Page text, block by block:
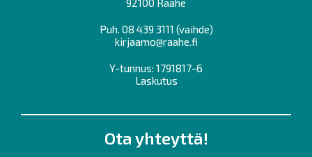
Puh. 08 439 3111 (vaihde)
kirjaamo@raahe.fi
Y-tunnus: 1791817-6
Laskutus
Ota yhteyttä!